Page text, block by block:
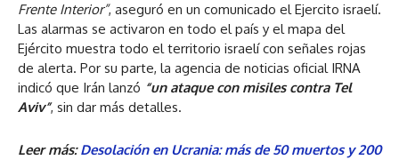
Frente Interior”, aseguró en un comunicado el Ejercito israelí.
Las alarmas se activaron en todo el país y el mapa del
Ejército muestra todo el territorio israelí con señales rojas
de alerta. Por su parte, la agencia de noticias oficial IRNA
indicó que Irán lanzó “un ataque con misiles contra Tel
Aviv”, sin dar más detalles.
Leer más:Desolación en Ucrania: más de 50 muertos y 200